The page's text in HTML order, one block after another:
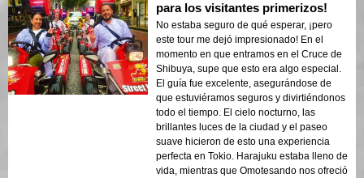
para los visitantes primerizos!
No estaba seguro de qué esperar, ¡pero
este tour me dejó impresionado! En el
momento en que entramos en el Cruce de
Shibuya, supe que esto era algo especial.
El guía fue excelente, asegurándose de
que estuviéramos seguros y divirtiéndonos
todo el tiempo. El cielo nocturno, las
brillantes luces de la ciudad y el paseo
suave hicieron de esto una experiencia
perfecta en Tokio. Harajuku estaba lleno de
vida, mientras que Omotesando nos ofreció